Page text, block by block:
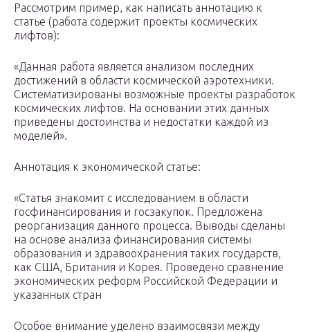
Рассмотрим пример, как написать аннотацию к
статье (работа содержит проекты космических
лифтов):
«Данная работа является анализом последних
достижений в области космической аэротехники.
Систематизированы возможные проекты разработок
космических лифтов. На основании этих данных
приведены достоинства и недостатки каждой из
моделей».
Аннотация к экономической статье:
«Статья знакомит с исследованием в области
госфинансирования и госзакупок. Предложена
реорганизация данного процесса. Выводы сделаны
на основе анализа финансирования системы
образования и здравоохранения таких государств,
как США, Британия и Корея. Проведено сравнение
экономических реформ Российской Федерации и
указанных стран
Особое внимание уделено взаимосвязи между